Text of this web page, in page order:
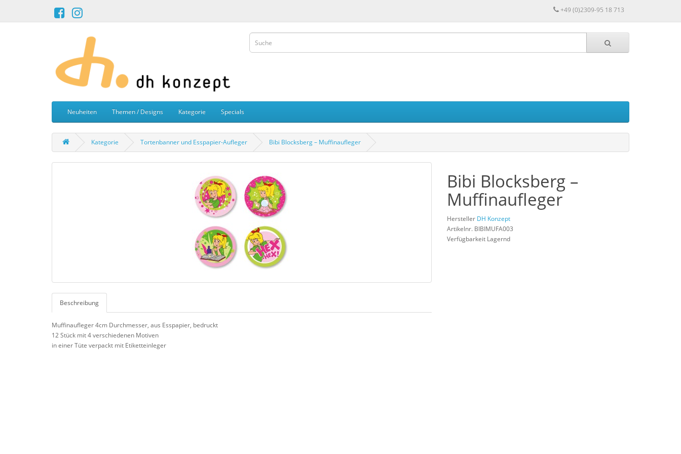
+49 (0)2309-95 18 713
Neuheiten Themen / Designs Kategorie Specials
Kategorie Tortenbanner und Esspapier-Aufleger Bibi Blocksberg – Muffinaufleger
Beschreibung
Muffinaufleger 4cm Durchmesser, aus Esspapier, bedruckt
12 Stück mit 4 verschiedenen Motiven
in einer Tüte verpackt mit Etiketteinleger
Bibi Blocksberg –
Muffinaufleger
Hersteller DH Konzept
Artikelnr. BIBIMUFA003
Verfügbarkeit Lagernd